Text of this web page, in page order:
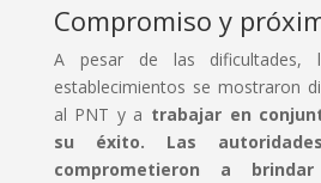
Compromiso y
A pesar de las dificultades,
establecimientos se mostraron
al PNT y a trabajar en
su éxito. Las
comprometieron a